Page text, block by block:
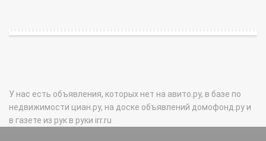
У нас есть объявления, которых нет на авито.ру, в базе по
недвижимости циан.ру, на доске объявлений домофонд.ру и
в газете из рук в руки irr.ru